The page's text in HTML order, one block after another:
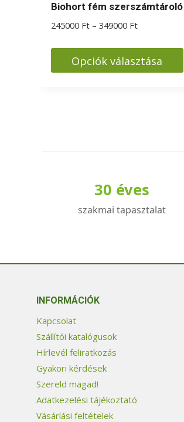
Biohort fém szerszámtároló
245000 Ft – 349000 FtÁrtartomány:
-
349000 Ft
Opciók választása
változatok30 éves
szakmai tapasztalat
INFORMÁCIÓK
Kapcsolat
Szállítói katalógusok
Hírlevél feliratkozás
Gyakori kérdések
Szereld magad!
Adatkezelési tájékoztató
Vásárlási feltételek